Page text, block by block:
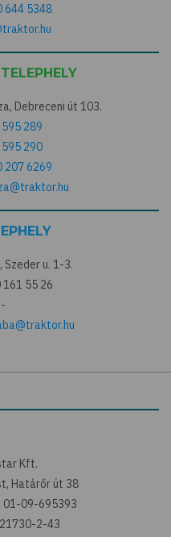
644 5348
Debreceni út 103.
289
290
207 6269
Szeder u. 1-3.
161 55 26
-
Kft.
Határőr út 38
01-09-695393
2-43